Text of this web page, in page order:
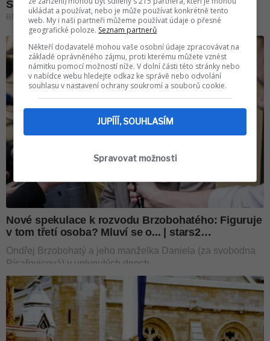
ukládat a používat, nebo je může používat konkrétně tento
web. My i naši partneři můžeme používat údaje o přesné
geografické poloze. Seznam partnerů
Někteří dodavatelé mohou vaše osobní údaje zpracovávat na
základě oprávněného zájmu, proti kterému můžete vznést
námitku pomocí možností níže. V dolní části této stránky nebo
v nabídce webu hledejte odkaz ke správě nebo odvolání
souhlasu v nastavení ochrany soukromí a souborů cookie.
JUPÍÍÍ, SOUHLASÍM
Spravovat možnosti